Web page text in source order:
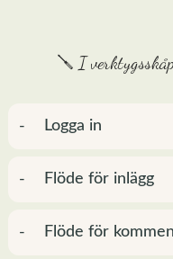
🪛 I
Logga in
Flöde för inlägg
Flöde för